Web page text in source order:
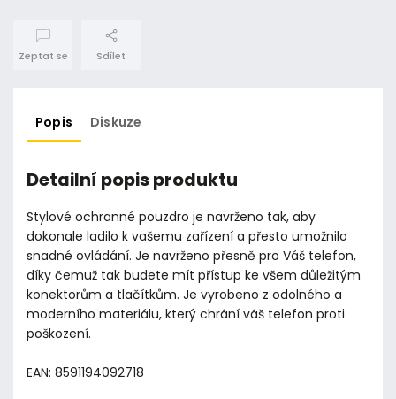
Zeptat se Sdílet
Popis Diskuze
Detailní popis produktu
Stylové ochranné pouzdro je navrženo tak, aby
dokonale ladilo k vašemu zařízení a přesto umožnilo
snadné ovládání. Je navrženo přesně pro Váš telefon,
díky čemuž tak budete mít přístup ke všem důležitým
konektorům a tlačítkům. Je vyrobeno z odolného a
moderního materiálu, který chrání váš telefon proti
poškození.
EAN: 8591194092718